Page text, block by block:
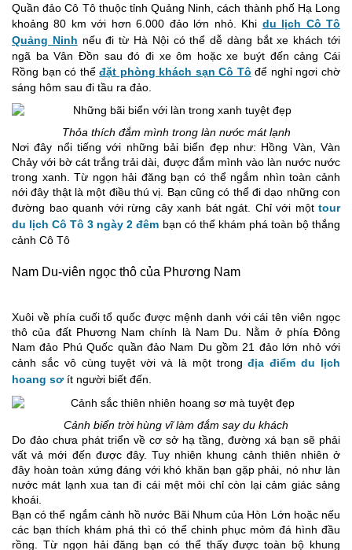
Quần đảo Cô Tô thuộc tỉnh Quảng Ninh, cách thành phố Hạ Long
khoảng 80 km với hơn 6.000 đảo lớn nhỏ. Khi du lịch Cô Tô
Quảng Ninh nếu đi từ Hà Nội có thể dễ dàng bắt xe khách tới
ngã ba Vân Đồn sau đó đi xe ôm hoặc xe buýt đến cảng Cái
Rồng bạn có thểđặt phòng khách sạn Cô Tô để nghỉ ngơi chờ
sáng hôm sau đi tầu ra đảo.
Thỏa thích đắm mình trong làn nước mát lạnh
Nơi đây nổi tiếng với những bải biển đẹp như: Hồng Vàn, Vàn
Chảy với bờ cát trắng trải dài, được đắm mình vào làn nước nước
trong xanh. Từ ngọn hải đăng bạn có thể ngắm nhìn toàn cảnh
nới đây thật là một điều thú vị. Bạn cũng có thể đi dạo những con
đường bao quanh với rừng cây xanh bát ngát. Chỉ với một tour
du lịch Cô Tô 3 ngày 2 đêm bạn có thể khám phá toàn bộ thắng
cảnh Cô Tô
Nam Du-viên ngọc thô của Phương Nam
Xuôi về phía cuối tổ quốc được mệnh danh với cái tên viên ngọc
thô của đất Phương Nam chính là Nam Du. Nằm ở phía Đông
Nam đảo Phú Quốc quần đảo Nam Du gồm 21 đảo lớn nhỏ với
cảnh sắc vô cùng tuyệt vời và là một trongđịa điểm du lịch
hoang sơ ít người biết đến.
Cảnh biển trời hùng vĩ làm đắm say du khách
Do đảo chưa phát triển về cơ sở hạ tầng, đường xá bạn sẽ phải
vất vả mới đến được đây. Tuy nhiên khung cảnh thiên nhiên ở
đây hoàn toàn xứng đáng với khó khăn bạn gặp phải, nó như làn
nước mát lạnh xua tan đi cái mệt mỏi chỉ còn lại cảm giác sảng
khoái.
Bạn có thể ngắm cảnh hồ nước Bãi Nhum của Hòn Lớn hoặc nếu
các bạn thích khám phá thì có thể chinh phục mỏm đá hình đầu
rồng. Từ ngọn hải đăng bạn có thể thấy được toàn bộ khung